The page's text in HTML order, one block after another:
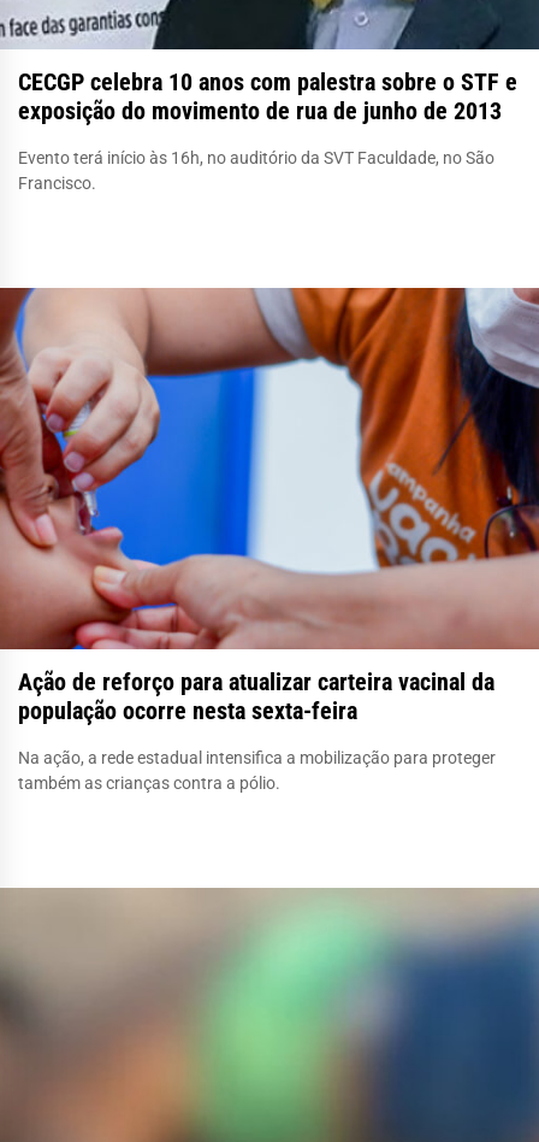
CECGP celebra 10 anos com palestra sobre o STF e
exposição do movimento de rua de junho de 2013
Evento terá início às 16h, no auditório da SVT Faculdade, no São
Francisco.
Ação de reforço para atualizar carteira vacinal da
população ocorre nesta sexta-feira
Na ação, a rede estadual intensifica a mobilização para proteger
também as crianças contra a pólio.